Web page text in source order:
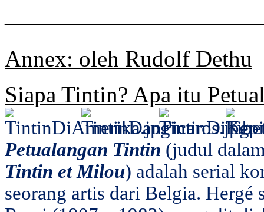
Annex: oleh Rudolf Dethu
Siapa Tintin? Apa itu
Petualangan Tintin (judul
Tintin et Milou) adalah serial
seorang artis dari Belgia. Hergé